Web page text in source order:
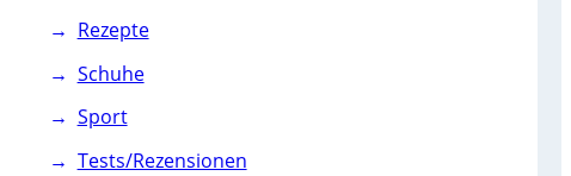
Rezepte
Schuhe
Sport
Tests/Rezensionen